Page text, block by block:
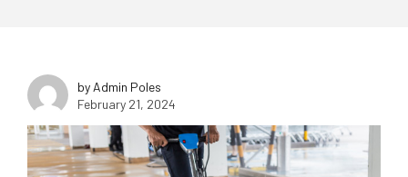
by Admin Poles
February 21, 2024